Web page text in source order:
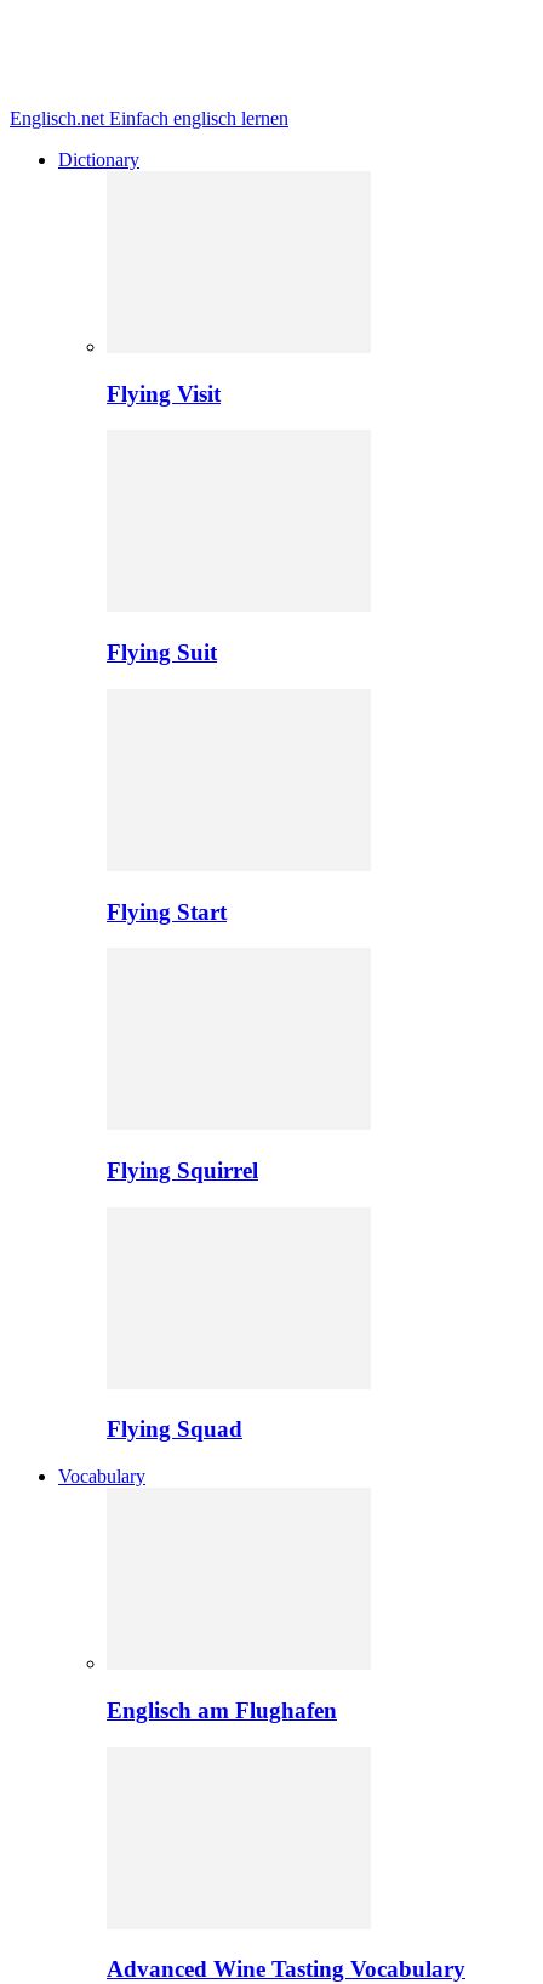
Englisch.net Einfach englisch lernen
Dictionary
Flying Visit
Flying Suit
Flying Start
Flying Squirrel
Flying Squad
Vocabulary
Englisch am Flughafen
Advanced Wine Tasting Vocabulary